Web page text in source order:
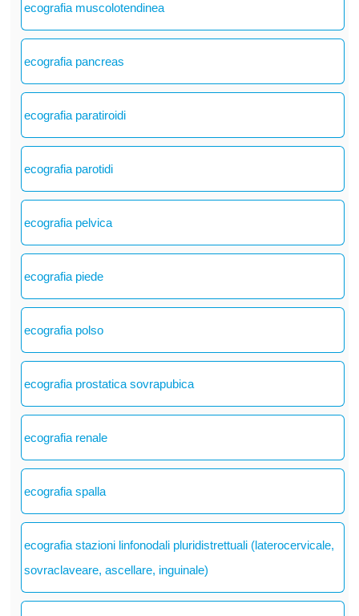
ecografia muscolotendinea
ecografia pancreas
ecografia paratiroidi
ecografia parotidi
ecografia pelvica
ecografia piede
ecografia polso
ecografia prostatica sovrapubica
ecografia renale
ecografia spalla
ecografia stazioni linfonodali pluridistrettuali (laterocervicale,
sovraclaveare, ascellare, inguinale)